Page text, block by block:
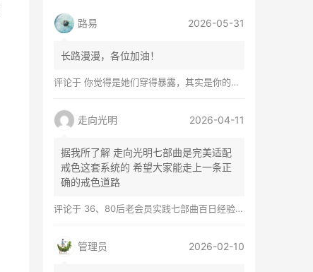
路易 2026-05-31
长路漫漫，各位加油！
评论于 你觉得是她们穿得暴露，其实是你的心在着火
走向光明 2026-04-11
据我所了解 走向光明七部曲是完美适配
戒色这套系统的 希望大家能走上一条正
确的戒色道路
评论于 36、80后老会员实践七部曲百日经验谈兼苦口忠言
管理员 2026-02-10